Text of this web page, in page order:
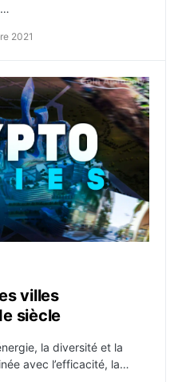
2021
intelligentes du XXIe
villes
siècle
la diversité et la
avec l’efficacité, la…